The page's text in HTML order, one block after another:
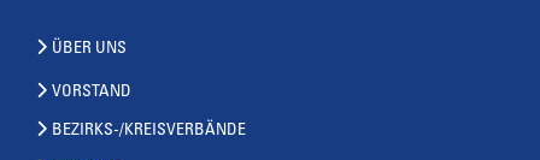
ÜBER UNS
VORSTAND
BEZIRKS-/KREISVERBÄNDE